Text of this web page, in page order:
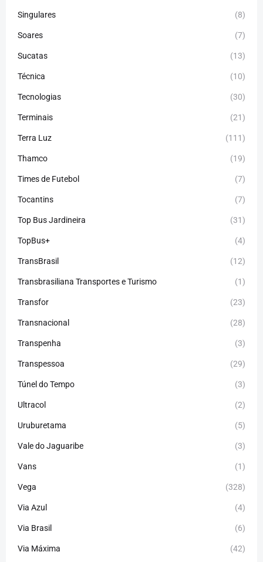
Singulares (8)
Soares (7)
Sucatas (13)
Técnica (10)
Tecnologias (30)
Terminais (21)
Terra Luz (111)
Thamco (19)
Times de Futebol (7)
Tocantins (7)
Top Bus Jardineira (31)
TopBus+ (4)
TransBrasil (12)
Transbrasiliana Transportes e Turismo (1)
Transfor (23)
Transnacional (28)
Transpenha (3)
Transpessoa (29)
Túnel do Tempo (3)
Ultracol (2)
Uruburetama (5)
Vale do Jaguaribe (3)
Vans (1)
Vega (328)
Via Azul (4)
Via Brasil (6)
Via Máxima (42)